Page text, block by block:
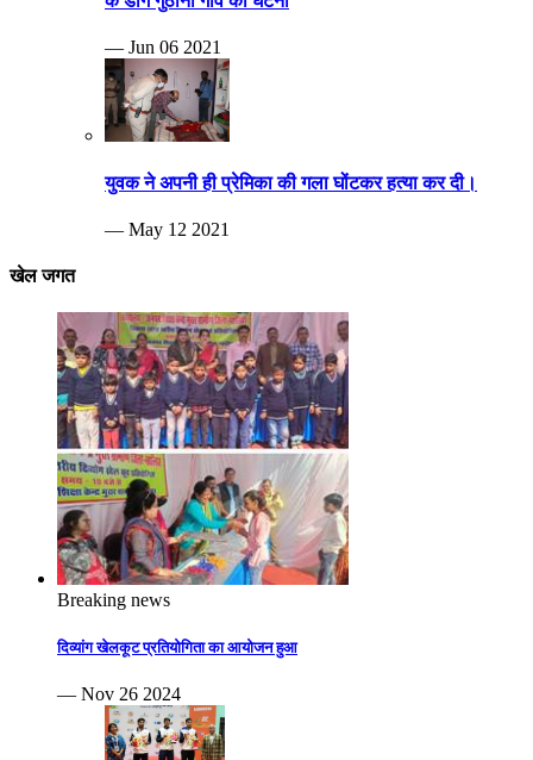
Breaking news
दिव्यांग खेलकूट प्रतियोगिता का आयोजन हुआ
— Nov 26 2024
खेलो इंडिया यूथ गेम्स – 2022 संभाग आयुक्त श्री दीपक सिंह
खिलाड़ियों का उत्साहवर्धन करने पहुँचे दर्शक दीर्घा में बैठकर देखा
खिताब पर कब्जा
— Feb 03 2023